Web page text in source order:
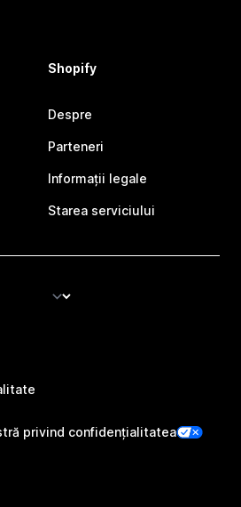
Shopify
Despre
Parteneri
Informații legale
Starea serviciului
privind confidențialitatea